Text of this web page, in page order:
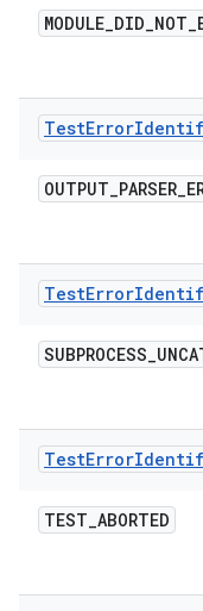
MODULE_DID_NOT_
TestError
OUTPUT_PARSER_
TestError
SUBPROCESS_
TestError
TEST_ABORTED